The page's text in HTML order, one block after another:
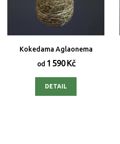
Kokedama Aglaonema
od1 590 Kč
DETAIL